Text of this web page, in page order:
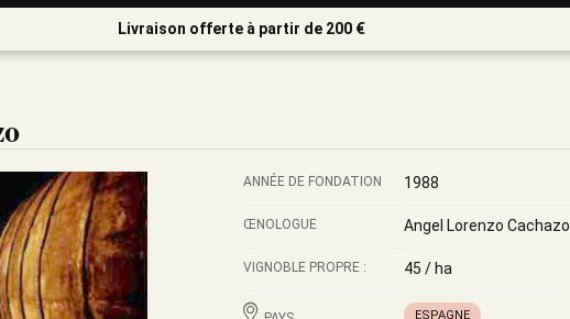
Livraison offerte à partir de 200 €
ANNÉE DE FONDATION 1988
ŒNOLOGUE Angel Lorenzo Cachazo
VIGNOBLE PROPRE : 45 / ha
ESPAGNE